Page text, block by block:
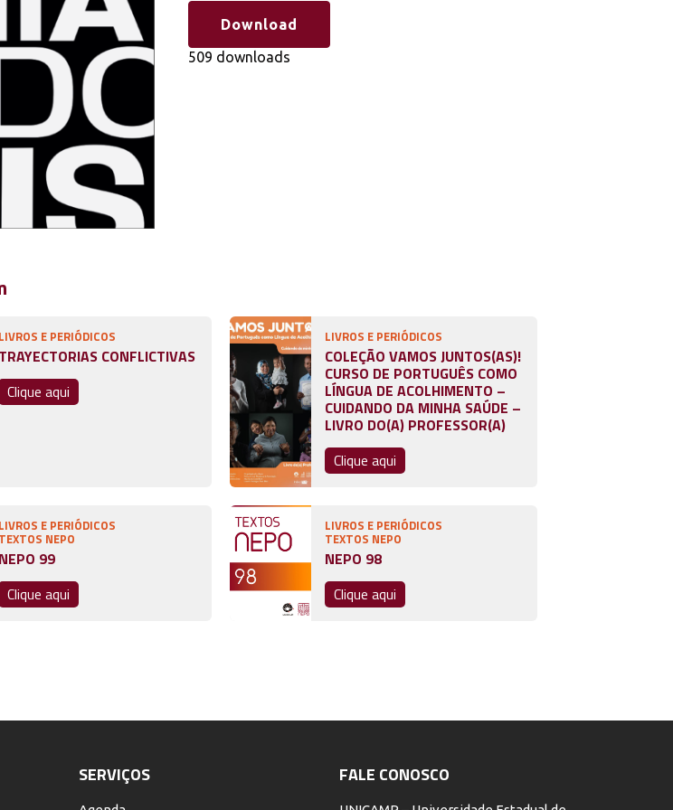
Download
509 downloads
LIVROS E PERIÓDICOS
TRAYECTORIAS CONFLICTIVAS
Clique aqui
LIVROS E PERIÓDICOS
COLEÇÃO VAMOS JUNTOS(AS)!
CURSO DE PORTUGUÊS COMO
LÍNGUA DE ACOLHIMENTO –
CUIDANDO DA MINHA SAÚDE –
LIVRO DO(A) PROFESSOR(A)
Clique aqui
LIVROS E PERIÓDICOS
TEXTOS NEPO
NEPO 99
Clique aqui
LIVROS E PERIÓDICOS
TEXTOS NEPO
NEPO 98
Clique aqui
SERVIÇOS FALE CONOSCO